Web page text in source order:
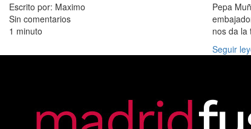
Escrito por: Maximo
Sin comentarios
1 minuto
Pepa
nos da la
Seguir